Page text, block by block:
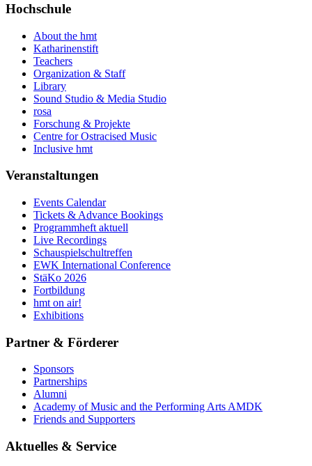
Hochschule
About the hmt
Katharinenstift
Teachers
Organization & Staff
Library
Sound Studio & Media Studio
rosa
Forschung & Projekte
Centre for Ostracised Music
Inclusive hmt
Veranstaltungen
Events Calendar
Tickets & Advance Bookings
Programmheft aktuell
Live Recordings
Schauspielschultreffen
EWK International Conference
StäKo 2026
Fortbildung
hmt on air!
Exhibitions
Partner & Förderer
Sponsors
Partnerships
Alumni
Academy of Music and the Performing Arts AMDK
Friends and Supporters
Aktuelles & Service